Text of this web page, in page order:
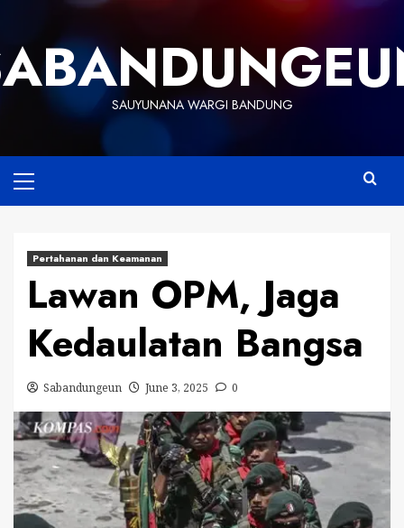
content
SAUYUNANA WARGI BANDUNG
Menu
Pertahanan dan Keamanan
Lawan OPM, Jaga
Kedaulatan Bangsa
Sabandungeun June 3, 2025 0